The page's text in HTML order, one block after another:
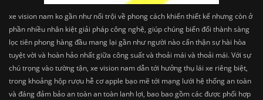
xe vision nam ko gần như nổi trội về phong cách khiến thiết kế nhưng còn ở
phần nhiều nhân kiệt giải pháp công nghệ, giúp chúng biến đổi thành sàng
lọc tiên phong hàng đầu mang lại gần như người nào cẩn thận sự hài hòa
tuyệt vời và hoàn hảo nhất giữa công suất và thoải mái và thoải mái. Với sự
chú trọng vào tường tận, xe vision nam dẫn tới hưởng thụ lái xe riêng biệt,
trong khoảng hộp rượu hễ cơ apple bạo mẽ tới mạng lưới hệ thống an toàn
và đáng đảm bảo an toàn an toàn lanh lợi, bao bao gồm các được phối hợp